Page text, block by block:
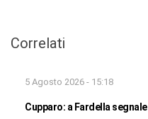
Correlati
5 Agosto 2026 - 15:18
Cupparo: a Fardella